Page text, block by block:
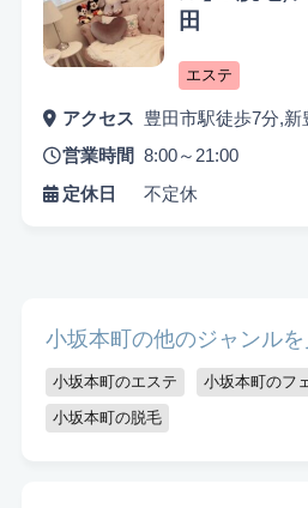
悩み検索
田
エステ
アクセス
豊田市駅徒歩7分,新
営業時間
8:00～21:00
定休日
不定休
小坂本町の他のジャンルを
小坂本町のエステ
小坂本町のフ
小坂本町の脱毛